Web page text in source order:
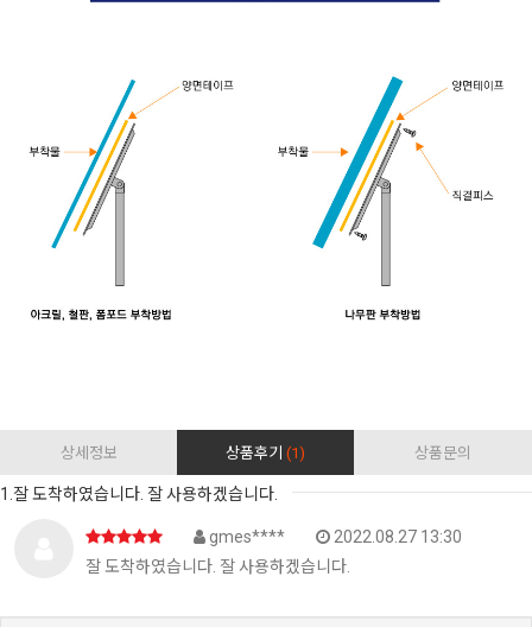
상세정보 상품후기 (1) 상품문의
1.잘 도착하였습니다. 잘 사용하겠습니다.
gmes****
2022.08.27 13:30
잘 도착하였습니다. 잘 사용하겠습니다.